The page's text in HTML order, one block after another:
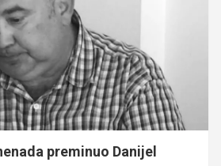
preminuo Danijel